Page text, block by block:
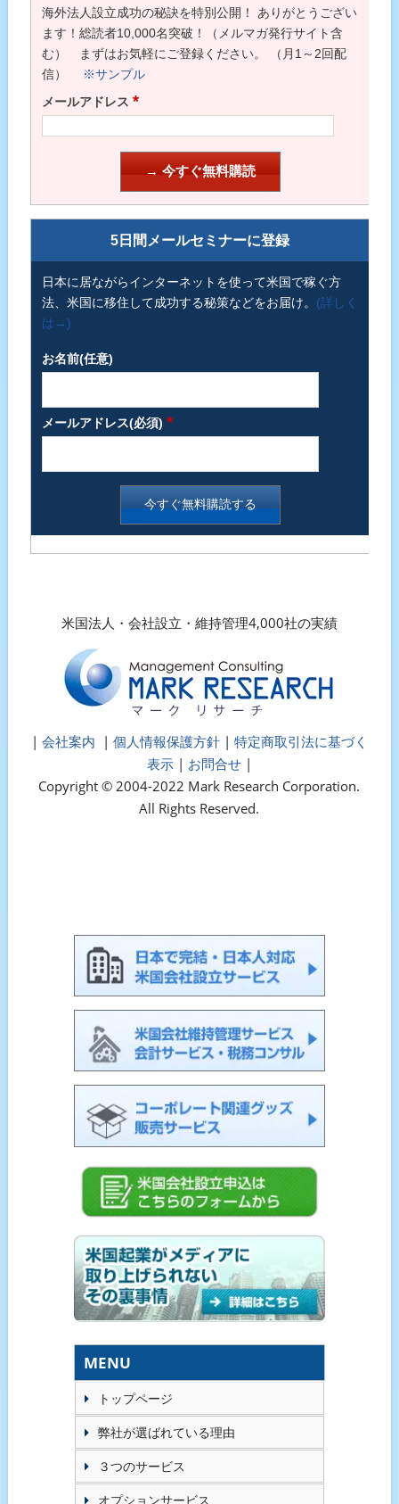
海外法人設立成功の秘訣を特別公開！ ありがとうござい
ます！総読者10,000名突破！（メルマガ発行サイト含
む） まずはお気軽にご登録ください。 （月1～2回配
信）
※サンプル
メールアドレス *
5日間メールセミナーに登録
日本に居ながらインターネットを使って米国で稼ぐ方
法、米国に移住して成功する秘策などをお届け。 (詳しく
は→)
お名前(任意)
メールアドレス(必須) *
米国法人・会社設立・維持管理4,000社の実績
| 会社案内 | 個人情報保護方針| 特定商取引法に基づく
表示| お問合せ|
Copyright © 2004-2022 Mark Research Corporation.
All Rights Reserved.
MENU
トップページ
弊社が選ばれている理由
３つのサービス
オプションサービス